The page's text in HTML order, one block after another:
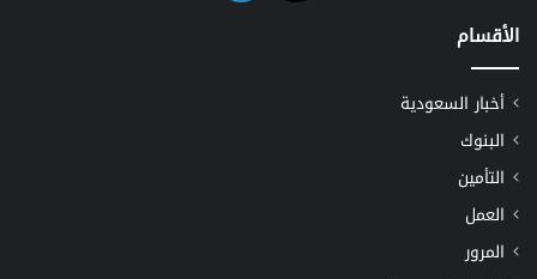
الأقسام
أخبار السعودية
البنوك
التأمين
العمل
المرور